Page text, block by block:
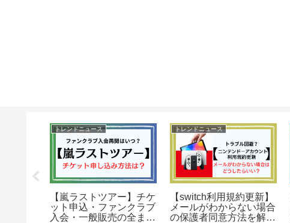
トレンドニュース
【嵐ラストツアー】チケ
ット申込・ファンクラブ
入会・一般販売の全まと
トレンドニュース
【switch利用規約更新】
メールがわからない場合
の保護者同意方法を解